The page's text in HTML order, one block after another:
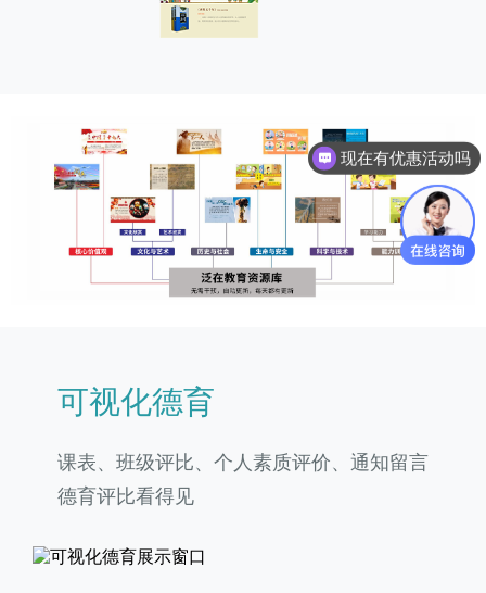
可视化德育
课表、班级评比、个人素质评价、通知留言
德育评比看得见
现在有优惠活动吗